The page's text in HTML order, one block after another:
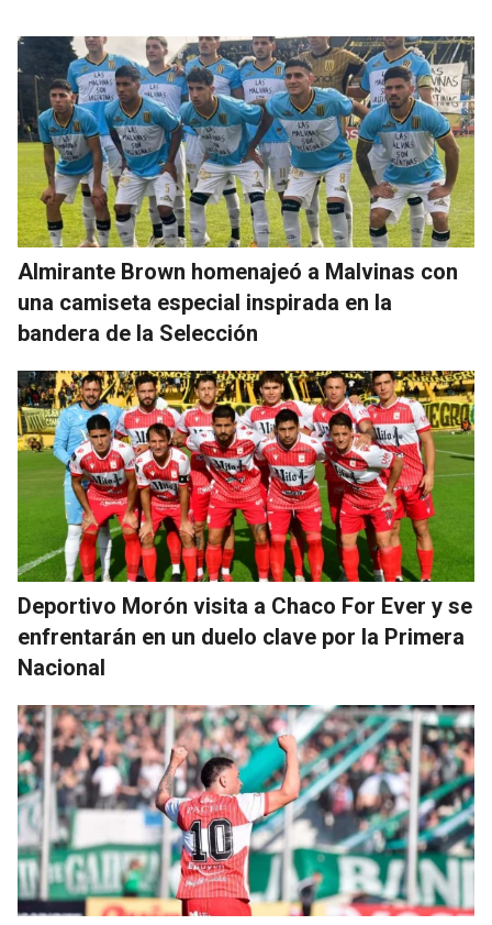
Almirante Brown homenajeó a Malvinas con
una camiseta especial inspirada en la
bandera de la Selección
Deportivo Morón visita a Chaco For Ever y se
enfrentarán en un duelo clave por la Primera
Nacional